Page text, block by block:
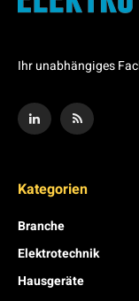
Ihr unabhängiges
Kategorien
Branche
Elektrotechnik
Hausgeräte